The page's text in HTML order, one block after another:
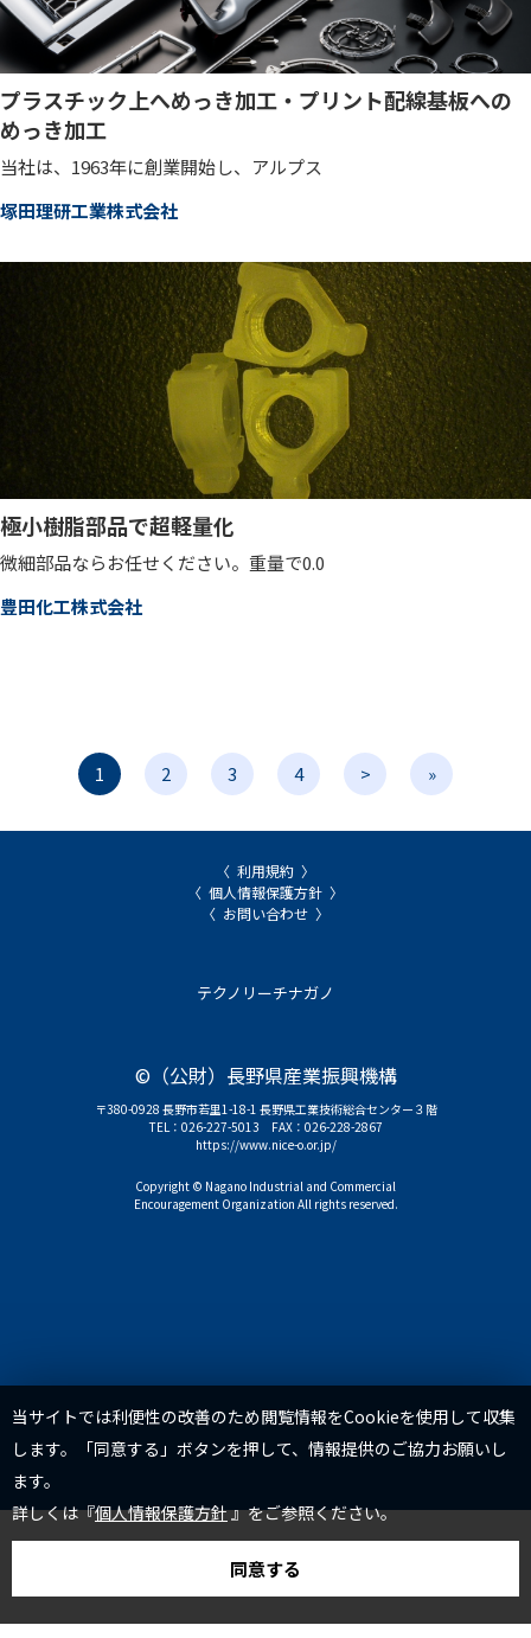
プラスチック上へめっき加工・プリント配線基板への
めっき加工
当社は、1963年に創業開始し、アルプス
塚田理研工業株式会社
極小樹脂部品で超軽量化
微細部品ならお任せください。重量で0.0
豊田化工株式会社
1 2 3 4 > »
利用規約
個人情報保護方針
お問い合わせ
テクノリーチナガノ
©（公財）長野県産業振興機構
〒380-0928 長野市若里1-18-1 長野県工業技術総合センター３階
TEL： 026-227-5013 FAX：026-228-2867
https://www.nice-o.or.jp/
Copyright © Nagano Industrial and Commercial
Encouragement Organization All rights reserved.
当サイトでは利便性の改善のため閲覧情報をCookieを使用して収集
します。「同意する」ボタンを押して、情報提供のご協力お願いし
ます。
詳しくは『個人情報保護方針』をご参照ください。
同意する